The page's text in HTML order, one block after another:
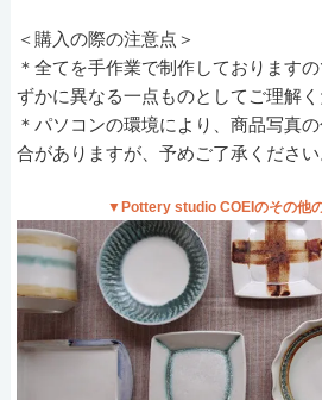
＜購入の際の注意点＞
＊全てを手作業で制作しております
ずかに異なる一点ものとしてご理解く
＊パソコンの環境により、商品写真
合がありますが、予めご了承ください
▼Pottery studio COEIのその他